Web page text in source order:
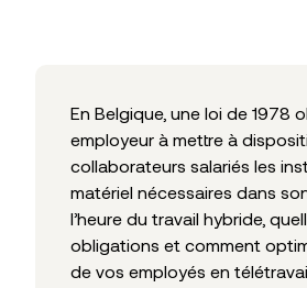
En Belgique, une loi de 1978
employeur à mettre à
collaborateurs salariés les
matériel nécessaires dans
l’heure du travail hybride,
obligations et comment
de vos employés en